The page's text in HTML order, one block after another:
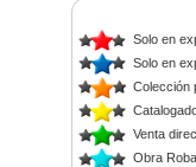
Solo en
Solo en
Colección
Venta
Obra